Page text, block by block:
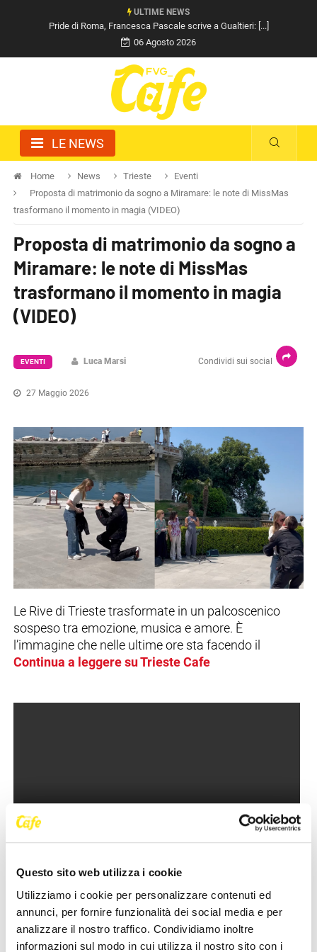
Questo sito web utilizza i cookie
Utilizziamo i cookie per personalizzare contenuti ed
annunci, per fornire funzionalità dei social media e per
analizzare il nostro traffico. Condividiamo inoltre
informazioni sul modo in cui utilizza il nostro sito con i
ULTIME NEWS
Pride di Roma, Francesca Pascale scrive a Gualtieri: [...]
06 Agosto 2026
LE NEWS
Home News Trieste
Eventi
Proposta di matrimonio da sogno a Miramare: le note di MissMas
trasformano il momento in magia (VIDEO)
Proposta di matrimonio da sogno a
Miramare: le note di MissMas
trasformano il momento in magia
(VIDEO)
Condividi sui social
EVENTI Luca Marsi
27 Maggio 2026
Le Rive di Trieste trasformate in un palcoscenico
sospeso tra emozione, musica e amore. È
l’immagine che nelle ultime ore sta facendo il
Continua a leggere su Trieste Cafe
NEWS DELLA STESSA CATEGORIA